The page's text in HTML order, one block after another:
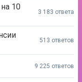
10
3 183 ответа
513 ответов
9 225 ответов